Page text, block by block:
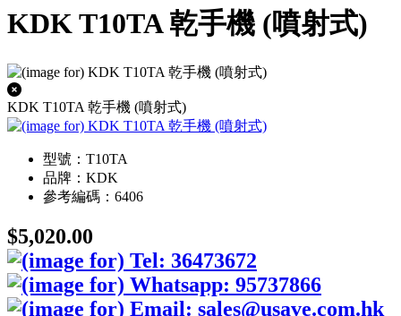
KDK T10TA 乾手機 (噴射式)
KDK T10TA 乾手機 (噴射式)
型號：T10TA
品牌：KDK
參考編碼：6406
$5,020.00